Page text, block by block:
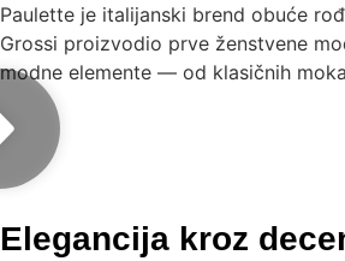
Paulette je italijanski brend obuće
Grossi proizvodio prve ženstvene
modne elemente — od klasičnih
Elegancija kroz